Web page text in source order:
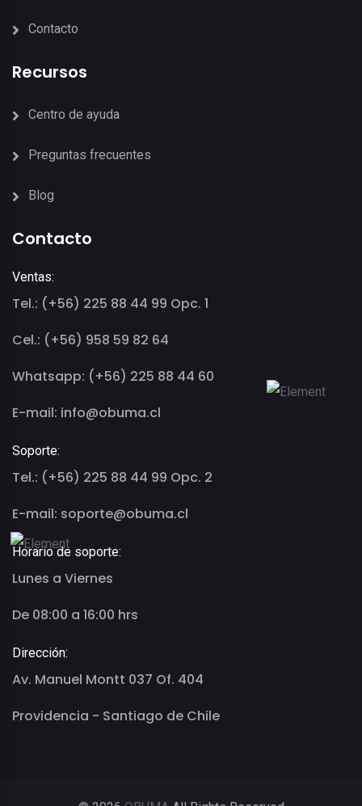
Contacto
Recursos
Centro de ayuda
Preguntas frecuentes
Blog
Contacto
Ventas:
Tel.: (+56) 225 88 44 99 Opc. 1
Cel.: (+56) 958 59 82 64
Whatsapp: (+56) 225 88 44 60
E-mail: info@obuma.cl
Soporte:
Tel.: (+56) 225 88 44 99 Opc. 2
E-mail: soporte@obuma.cl
Horario de soporte:
Lunes a Viernes
De 08:00 a 16:00 hrs
Dirección:
Av. Manuel Montt 037 Of. 404
Providencia - Santiago de Chile